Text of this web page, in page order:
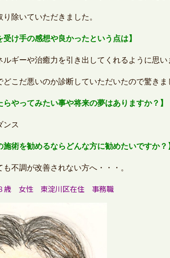
除いていただきました。
受け手の感想や良かったという点は】
ルギーや治癒力を引き出してくれるように思い
こだ悪いのか診断していただいたので驚きま
らやってみたい事や将来の夢はありますか？】
ンス
施術を勧めるならどんな方に勧めたいですか？
不調が改善されない方へ・・・。
歳 女性 東淀川区在住 事務職